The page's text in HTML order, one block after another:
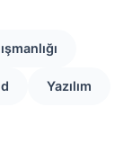
Yazılım